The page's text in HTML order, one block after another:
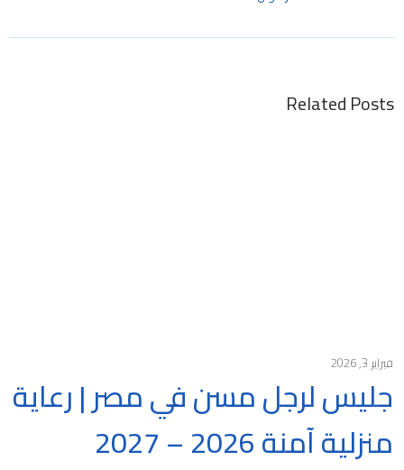
Related Posts
فبراير 3, 2026
جليس لرجل مسن في مصر | رعاية
منزلية آمنة 2026 – 2027